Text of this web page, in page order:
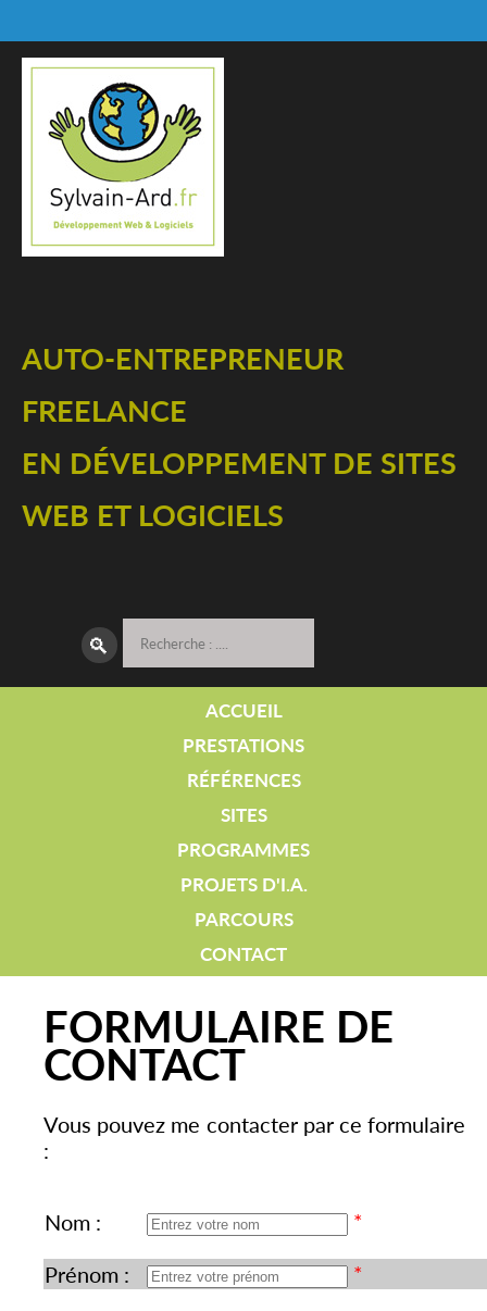
AUTO-ENTREPRENEUR
FREELANCE
EN DÉVELOPPEMENT DE SITES
WEB ET LOGICIELS
🔎︎
ACCUEIL
PRESTATIONS
RÉFÉRENCES
SITES
PROGRAMMES
PROJETS D'I.A.
PARCOURS
CONTACT
FORMULAIRE DE
CONTACT
Vous pouvez me contacter par ce formulaire
:
Nom :
*
Prénom :
*